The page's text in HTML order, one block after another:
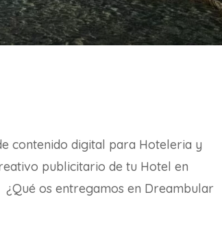
contenido digital para Hoteleria y
publicitario de tu Hotel en
os entregamos en Dreambular